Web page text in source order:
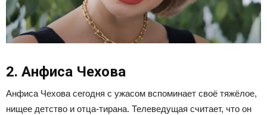
2. Анфиса Чехова
Анфиса Чехова сегодня с ужасом вспоминает своё тяжёлое,
нищее детство и отца-тирана. Телеведущая считает, что он